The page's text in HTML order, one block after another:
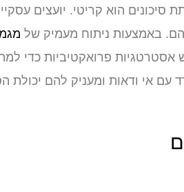
הוא קריטי. יועצים
באמצעות ניתוח מעמיק של
אסטרטגיות פרואקטיביות כדי
אי ודאות ומעניק להם יכולת